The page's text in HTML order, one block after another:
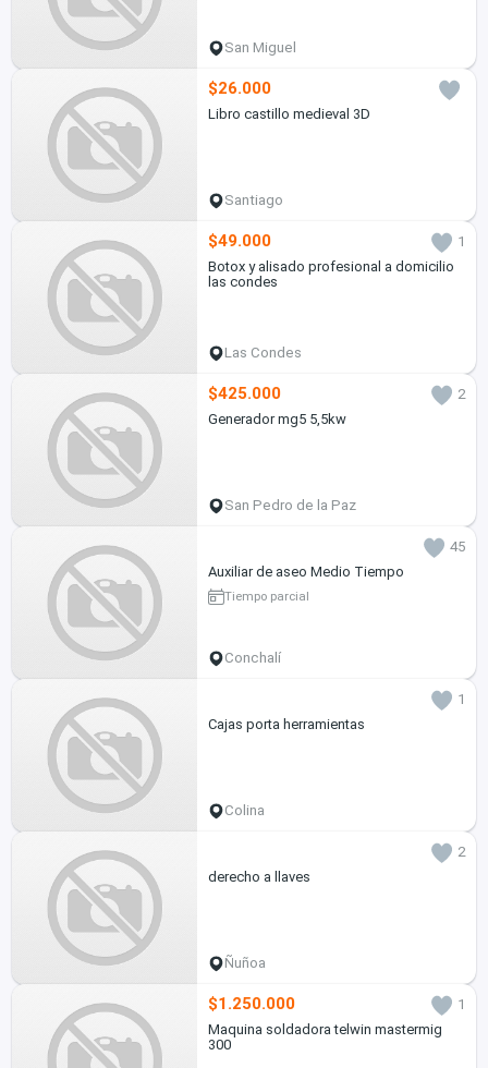
San Miguel
$26.000
Libro castillo medieval 3D
Santiago
$49.000
1
Botox y alisado profesional a domicilio
las condes
Las Condes
$425.000
2
Generador mg5 5,5kw
San Pedro de la Paz
45
Auxiliar de aseo Medio Tiempo
Tiempo parcial
Conchalí
1
Cajas porta herramientas
Colina
2
derecho a llaves
Ñuñoa
$1.250.000
1
Maquina soldadora telwin mastermig
300